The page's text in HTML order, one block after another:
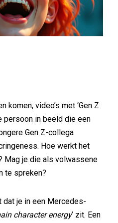
video’s met ‘Gen Z
persoon in beeld die een
Gen Z-collega
Hoe werkt het
Mag je die als volwassene
te spreken?
dat je in een Mercedes-
character energy’ zit. Een